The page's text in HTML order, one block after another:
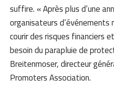
suffire. « Après plus d’une
organisateurs d’événements
courir des risques financiers
besoin du parapluie de
Breitenmoser, directeur
Promoters Association.